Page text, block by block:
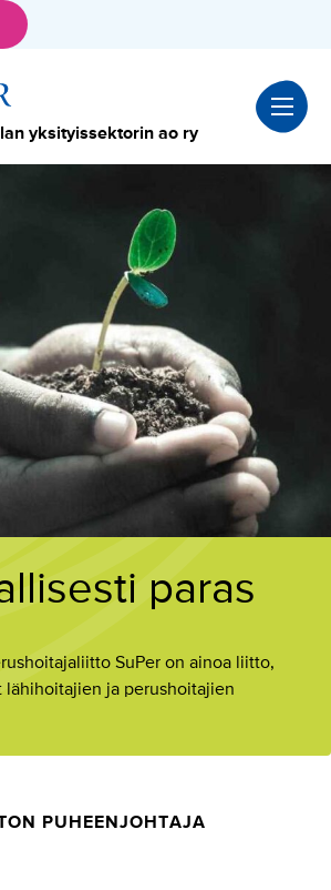
yksityissektorin ao ry
paras
SuPer on ainoa liitto,
lähihoitajien ja perushoitajien
PUHEENJOHTAJA